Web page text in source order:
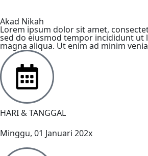
Akad Nikah
Lorem ipsum dolor sit amet,
sed do eiusmod tempor incididunt ut
magna aliqua. Ut enim ad minim
HARI & TANGGAL
Minggu, 01 Januari 202x